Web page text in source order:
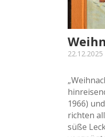
22.12.2025
1966)
richten
süße